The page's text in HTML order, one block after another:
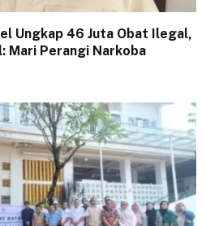
Ungkap 46 Juta Obat Ilegal,
Mari Perangi Narkoba